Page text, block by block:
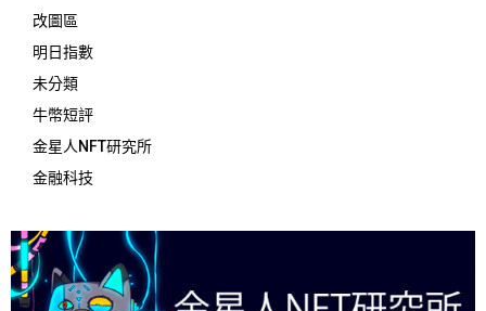
改圖區
明日指數
未分類
牛幣短評
金星人NFT研究所
金融科技